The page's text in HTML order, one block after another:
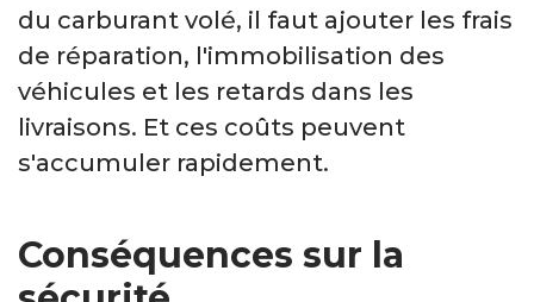
du carburant volé, il faut ajouter les frais
de réparation, l'immobilisation des
véhicules et les retards dans les
livraisons. Et ces coûts peuvent
s'accumuler rapidement.
Conséquences sur la